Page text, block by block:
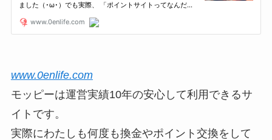
www.0enlife.com
モッピーは運営実績10年の安心して利用できるサ
イトです。
実際にわたしも何度も換金やポイント交換をして